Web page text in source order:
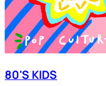
80'S KIDS